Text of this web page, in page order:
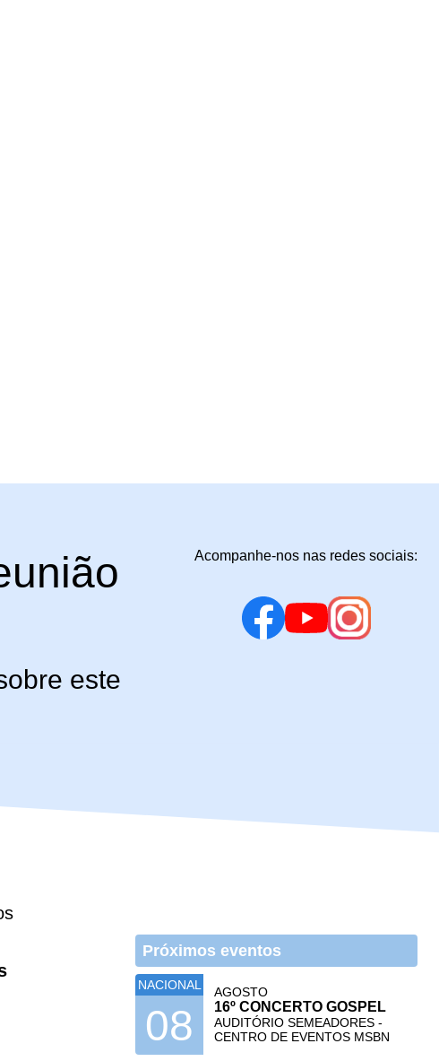
este
Acompanhe-nos nas redes sociais:
Próximos eventos
NACIONAL
08
AGOSTO
16º CONCERTO GOSPEL
AUDITÓRIO SEMEADORES -
CENTRO DE EVENTOS MSBN